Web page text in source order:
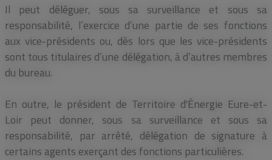
Il peut déléguer, sous sa surveillance et sous sa
responsabilité, l’exercice d’une partie de ses fonctions
aux vice-présidents ou, dès lors que les vice-présidents
sont tous titulaires d’une délégation, à d’autres membres
du bureau.
En outre, le président de Territoire d'Énergie Eure-et-
Loir peut donner, sous sa surveillance et sous sa
responsabilité, par arrêté, délégation de signature à
certains agents exerçant des fonctions particulières.